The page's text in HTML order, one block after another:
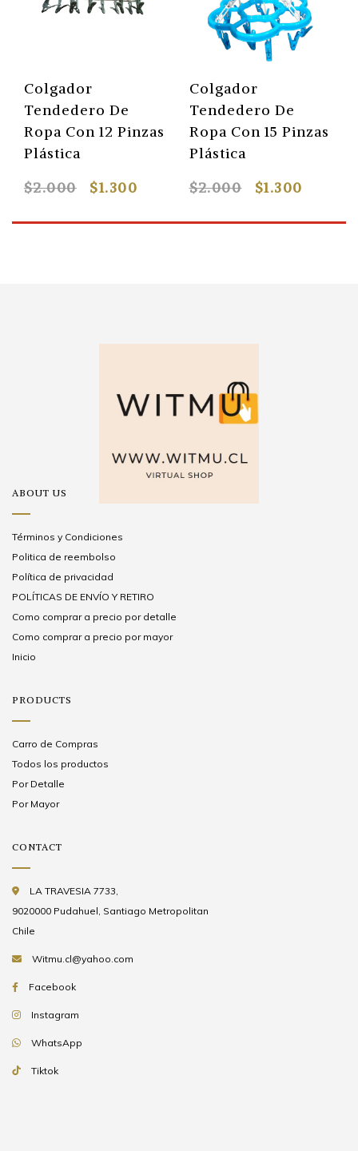
Colgador
Tendedero De
Ropa Con 12 Pinzas
Plástica
$2.000
$1.300
Colgador
Tendedero De
Ropa Con 15 Pinzas
Plástica
$2.000
$1.300
ABOUT US
Términos y Condiciones
Politica de reembolso
Política de privacidad
POLÍTICAS DE ENVÍO Y RETIRO
Como comprar a precio por detalle
Como comprar a precio por mayor
Inicio
PRODUCTS
Carro de Compras
Todos los productos
Por Detalle
Por Mayor
CONTACT
LA TRAVESIA 7733,
9020000 Pudahuel, Santiago Metropolitan
Chile
Witmu.cl@yahoo.com
Facebook
Instagram
WhatsApp
Tiktok